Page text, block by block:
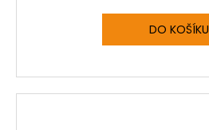
DO KOŠÍKU